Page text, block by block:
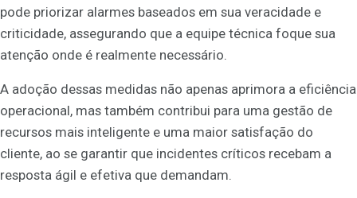
pode priorizar alarmes baseados em sua veracidade e
criticidade, assegurando que a equipe técnica foque sua
atenção onde é realmente necessário.
A adoção dessas medidas não apenas aprimora a eficiência
operacional, mas também contribui para uma gestão de
recursos mais inteligente e uma maior satisfação do
cliente, ao se garantir que incidentes críticos recebam a
resposta ágil e efetiva que demandam.